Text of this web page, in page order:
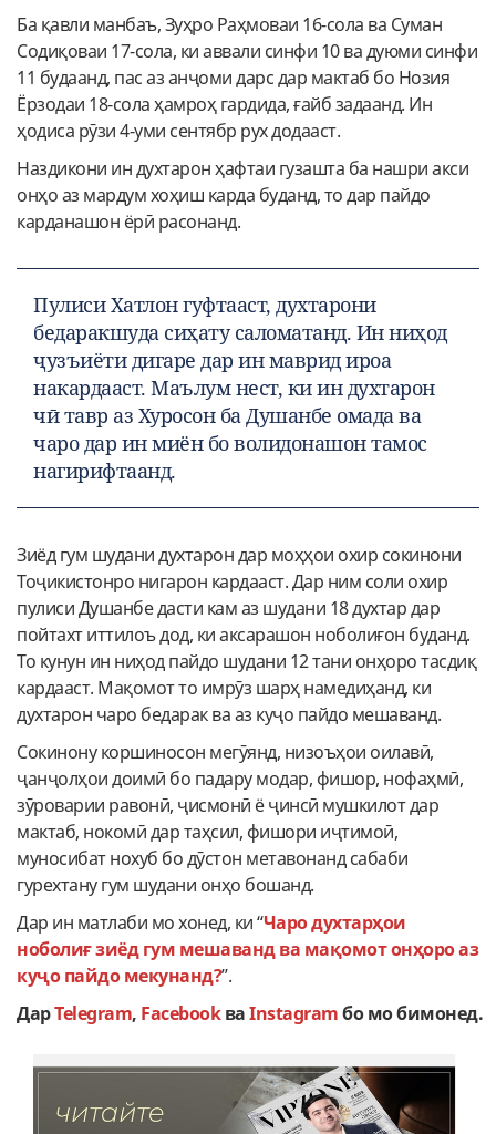
Ба қавли манбаъ, Зуҳро Раҳмоваи 16-сола ва Суман
Содиқоваи 17-сола, ки аввали синфи 10 ва дуюми синфи
11 будаанд, пас аз анҷоми дарс дар мактаб бо Нозия
Ёрзодаи 18-сола ҳамроҳ гардида, ғайб задаанд. Ин
ҳодиса рӯзи 4-уми сентябр рух додааст.
Наздикони ин духтарон ҳафтаи гузашта ба нашри акси
онҳо аз мардум хоҳиш карда буданд, то дар пайдо
карданашон ёрӣ расонанд.
Пулиси Хатлон гуфтааст, духтарони
бедаракшуда сиҳату саломатанд. Ин ниҳод
ҷузъиёти дигаре дар ин маврид ироа
накардааст. Маълум нест, ки ин духтарон
чӣ тавр аз Хуросон ба Душанбе омада ва
чаро дар ин миён бо волидонашон тамос
нагирифтаанд.
Зиёд гум шудани духтарон дар моҳҳои охир сокинони
Тоҷикистонро нигарон кардааст. Дар ним соли охир
пулиси Душанбе дасти кам аз шудани 18 духтар дар
пойтахт иттилоъ дод, ки аксарашон ноболиғон буданд.
То кунун ин ниҳод пайдо шудани 12 тани онҳоро тасдиқ
кардааст. Мақомот то имрӯз шарҳ намедиҳанд, ки
духтарон чаро бедарак ва аз куҷо пайдо мешаванд.
Сокинону коршиносон мегӯянд, низоъҳои оилавӣ,
ҷанҷолҳои доимӣ бо падару модар, фишор, нофаҳмӣ,
зӯроварии равонӣ, ҷисмонӣ ё ҷинсӣ мушкилот дар
мактаб, нокомӣ дар таҳсил, фишори иҷтимоӣ,
муносибат нохуб бо дӯстон метавонанд сабаби
гурехтану гум шудани онҳо бошанд.
Дар ин матлаби мо хонед, ки “Чаро духтарҳои
ноболиғ зиёд гум мешаванд ва мақомот онҳоро аз
куҷо пайдо мекунанд?”.
ДарTelegram, FacebookваInstagramбо мо бимонед.